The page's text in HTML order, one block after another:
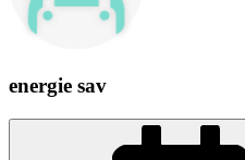
energie sav